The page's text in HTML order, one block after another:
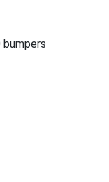
bumpers